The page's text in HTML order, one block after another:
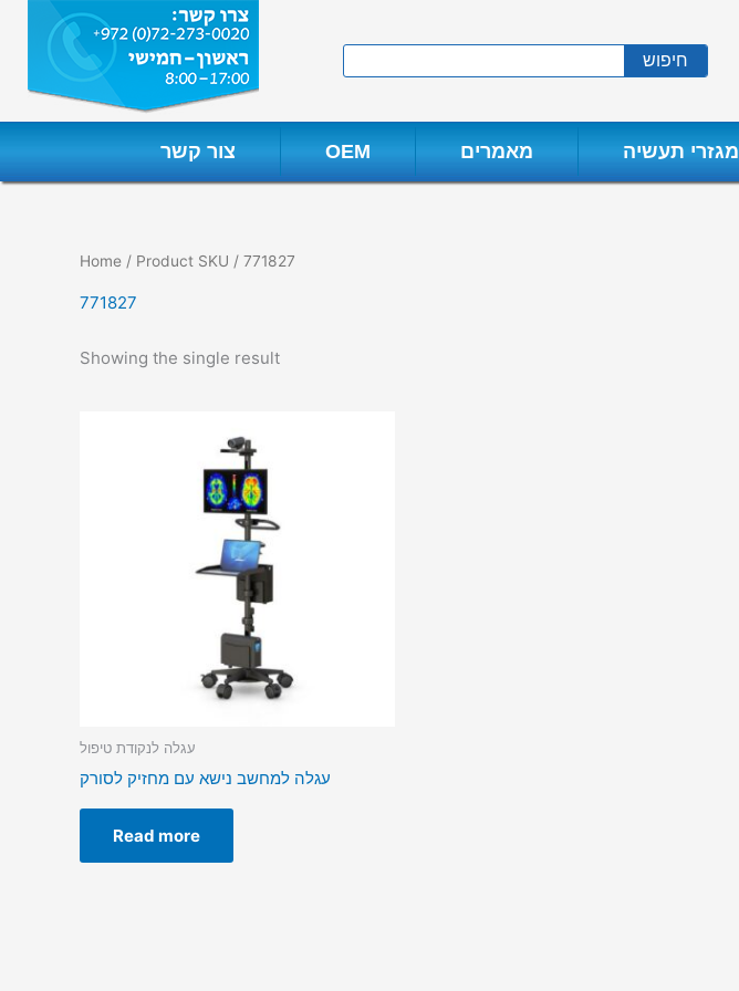
content
חיפוש
צור קשר OEM מאמרים מגזרי תעשיה
Home / Product SKU / 771827
771827
Showing the single result
עגלה לנקודת טיפול
עגלה למחשב נישא עם מחזיק לסורק
Read more